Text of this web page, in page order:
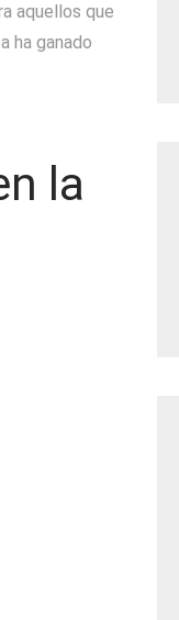
aquellos que
ha ganado
la